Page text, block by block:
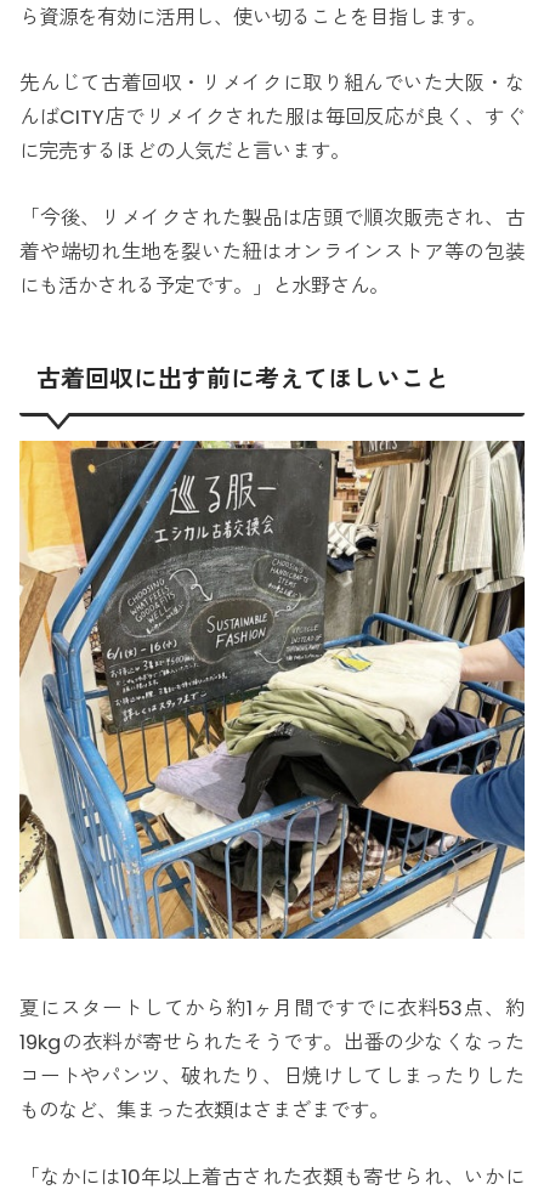
ら資源を有効に活用し、使い切ることを目指します。
先んじて古着回収・リメイクに取り組んでいた大阪・な
んばCITY店でリメイクされた服は毎回反応が良く、すぐ
に完売するほどの人気だと言います。
「今後、リメイクされた製品は店頭で順次販売され、古
着や端切れ生地を裂いた紐はオンラインストア等の包装
にも活かされる予定です。」と水野さん。
古着回収に出す前に考えてほしいこと
夏にスタートしてから約1ヶ月間ですでに衣料53点、約
19kgの衣料が寄せられたそうです。出番の少なくなった
コートやパンツ、破れたり、日焼けしてしまったりした
ものなど、集まった衣類はさまざまです。
「なかには10年以上着古された衣類も寄せられ、いかに